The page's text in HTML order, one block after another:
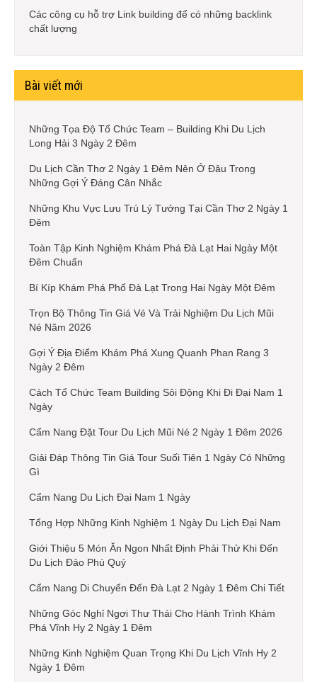
Các công cụ hỗ trợ Link building để có những backlink
chất lượng
Bài viết mới
Những Tọa Độ Tổ Chức Team – Building Khi Du Lịch
Long Hải 3 Ngày 2 Đêm
Du Lịch Cần Thơ 2 Ngày 1 Đêm Nên Ở Đâu Trong
Những Gợi Ý Đáng Cân Nhắc
Những Khu Vực Lưu Trú Lý Tưởng Tại Cần Thơ 2 Ngày 1
Đêm
Toàn Tập Kinh Nghiệm Khám Phá Đà Lạt Hai Ngày Một
Đêm Chuẩn
Bí Kíp Khám Phá Phố Đà Lạt Trong Hai Ngày Một Đêm
Trọn Bộ Thông Tin Giá Vé Và Trải Nghiệm Du Lịch Mũi
Né Năm 2026
Gợi Ý Địa Điểm Khám Phá Xung Quanh Phan Rang 3
Ngày 2 Đêm
Cách Tổ Chức Team Building Sôi Động Khi Đi Đại Nam 1
Ngày
Cẩm Nang Đặt Tour Du Lịch Mũi Né 2 Ngày 1 Đêm 2026
Giải Đáp Thông Tin Giá Tour Suối Tiên 1 Ngày Có Những
Gì
Cẩm Nang Du Lịch Đại Nam 1 Ngày
Tổng Hợp Những Kinh Nghiệm 1 Ngày Du Lịch Đại Nam
Giới Thiệu 5 Món Ăn Ngon Nhất Định Phải Thử Khi Đến
Du Lịch Đảo Phú Quý
Cẩm Nang Di Chuyển Đến Đà Lạt 2 Ngày 1 Đêm Chi Tiết
Những Góc Nghỉ Ngơi Thư Thái Cho Hành Trình Khám
Phá Vĩnh Hy 2 Ngày 1 Đêm
Những Kinh Nghiệm Quan Trọng Khi Du Lịch Vĩnh Hy 2
Ngày 1 Đêm